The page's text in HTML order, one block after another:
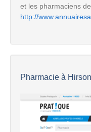
et les pharmaciens
http://
Pharmacie à